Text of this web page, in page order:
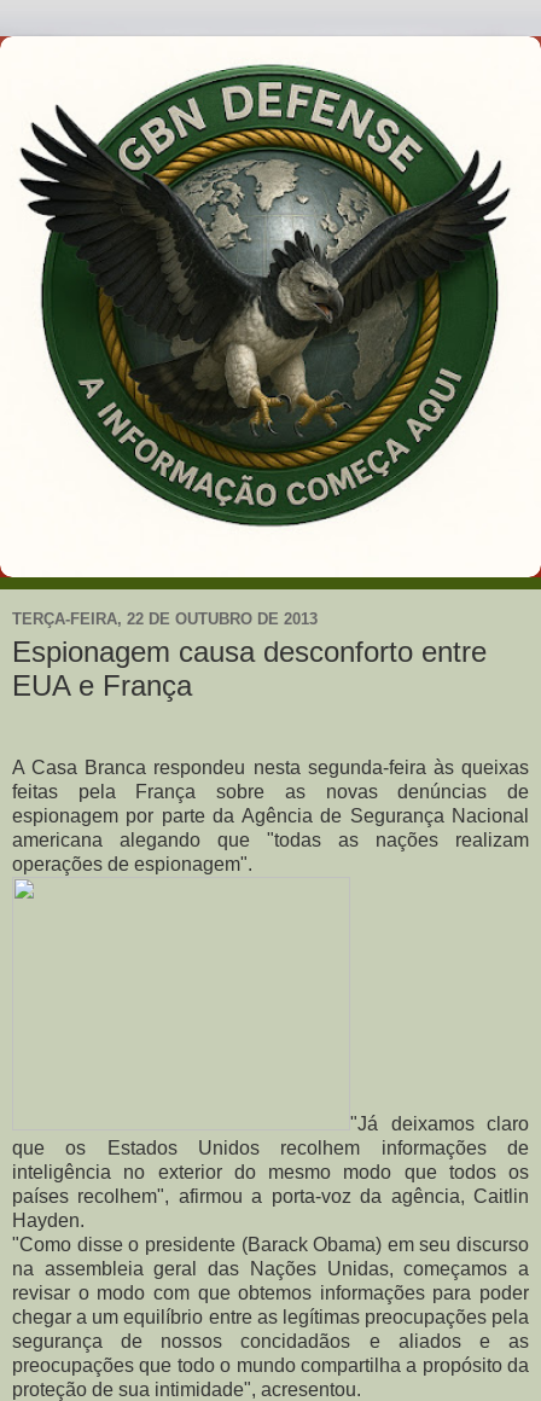
TERÇA-FEIRA, 22 DE OUTUBRO DE 2013
Espionagem causa desconforto entre
EUA e França
A Casa Branca respondeu nesta segunda-feira às queixas
feitas pela França sobre as novas denúncias de
espionagem por parte da Agência de Segurança Nacional
americana alegando que "todas as nações realizam
operações de espionagem".
"Já deixamos claro
que os Estados Unidos recolhem informações de
inteligência no exterior do mesmo modo que todos os
países recolhem", afirmou a porta-voz da agência, Caitlin
Hayden.
"Como disse o presidente (Barack Obama) em seu discurso
na assembleia geral das Nações Unidas, começamos a
revisar o modo com que obtemos informações para poder
chegar a um equilíbrio entre as legítimas preocupações pela
segurança de nossos concidadãos e aliados e as
preocupações que todo o mundo compartilha a propósito da
proteção de sua intimidade", acresentou.